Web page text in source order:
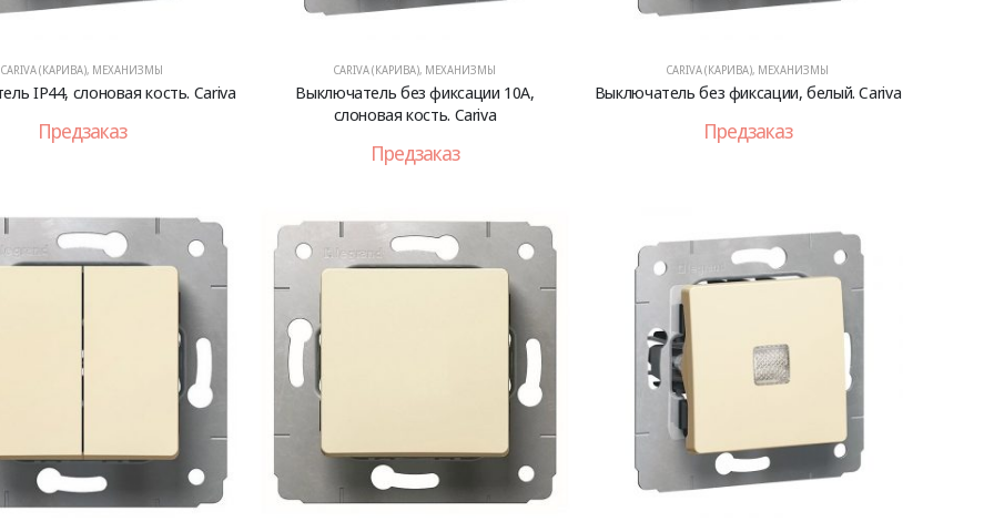
CARIVA (КАРИВА), МЕХАНИЗМЫ
IP44, слоновая кость. Cariva
Предзаказ
CARIVA (КАРИВА), МЕХАНИЗМЫ
Выключатель без фиксации 10А,
слоновая кость. Cariva
Предзаказ
CARIVA (КАРИВА), МЕХАНИЗМЫ
Выключатель без фиксации, белый. Cariva
Предзаказ